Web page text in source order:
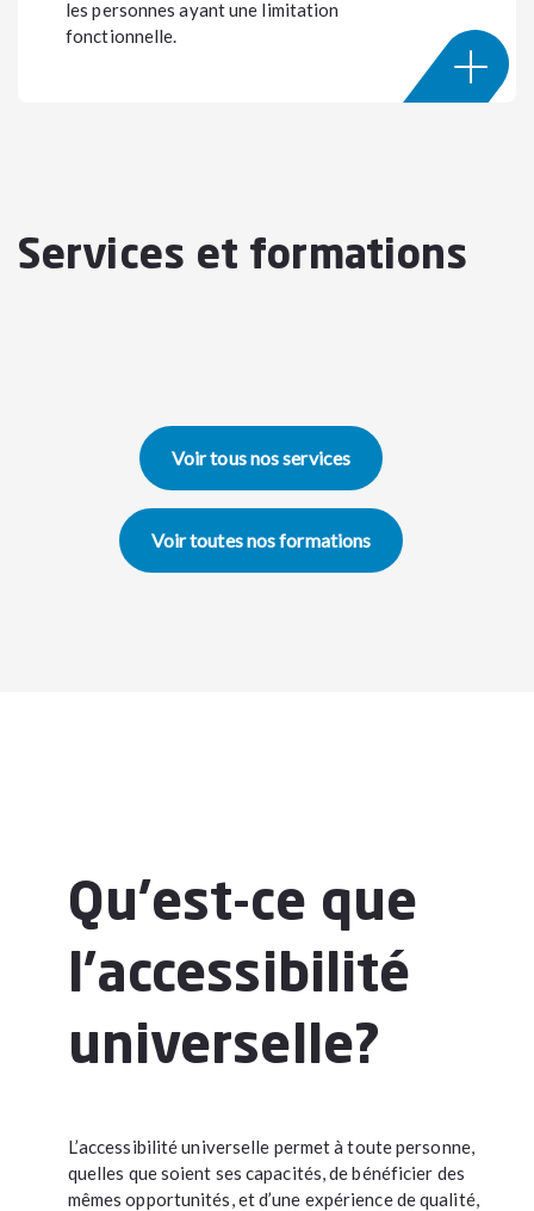
les personnes ayant une limitation
fonctionnelle.
Services et formations
Voir tous nos services
Voir toutes nos formations
Qu’est-ce que
l’accessibilité
universelle?
L’accessibilité universelle permet à toute personne,
quelles que soient ses capacités, de bénéficier des
mêmes opportunités, et d’une expérience de qualité,